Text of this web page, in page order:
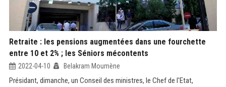
Retraite : les pensions augmentées dans une fourchette
entre 10 et 2% ; les Séniors mécontents
2022-04-10 Belakram Moumène
Présidant, dimanche, un Conseil des ministres, le Chef de l'Etat,